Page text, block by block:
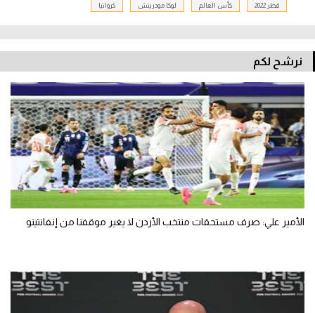
قطر 2022 كأس العالم لوكا مودريتش كرواتيا
نرشح لكم
الأمير علي: صرف مستحقات منتخب الأردن لا يغير موقفنا من إنفانتينو